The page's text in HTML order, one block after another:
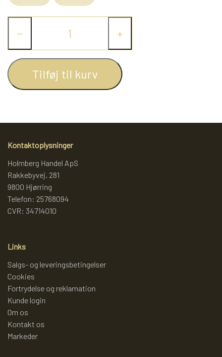
KARRY KRYDDERIER
KRYDDERURTER
BAGEKRYDDERI/ KRYMMEL
MIXKRYDDERIER
VIKINGEGARN
GB-GARN
MAYFLOWER
NAVIA GARN
LAMMY GARN
ISLANDSK GARN FRA ISTEX
STRIKKE TILBEHØR
MADE BY ...
KNITPRO
RUNDPINDE
ARRANGEMENTER
OLIE
FÆRDIGSTRIK FRA VIKING I NORGE
SJOV OG LEG
PULL BACK INDUSTRIMASKINER OG
TEAKTRÆ
− +
Tilføj til kurv
Kontaktoplysninger
Holmberg Handel ApS
Rakkebyvej, 281
9800 Hjørring
Telefon: 25768094
CVR: 34714010
Links
Salgs- og leveringsbetingelser
Cookies
Fortrydelse og reklamation
Kunde login
Om os
Kontakt os
Markeder